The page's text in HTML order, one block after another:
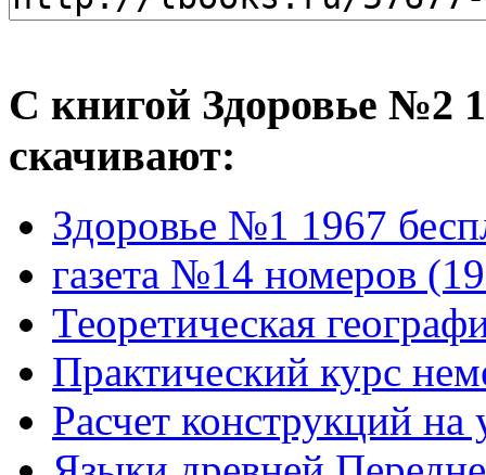
С книгой Здоровье №2
скачивают:
Здоровье №1 1967
газета №14 номеров
Теоретическая
Практический курс
Расчет конструкций